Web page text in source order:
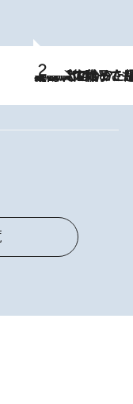
2026.8.5
【阿川佐和子さんの年とる力】なぜ70代で始めた趣味は“こんなに楽しい”のか？ ピアノ、俳句…スランプに陥っても続けられる“ある秘訣”とは